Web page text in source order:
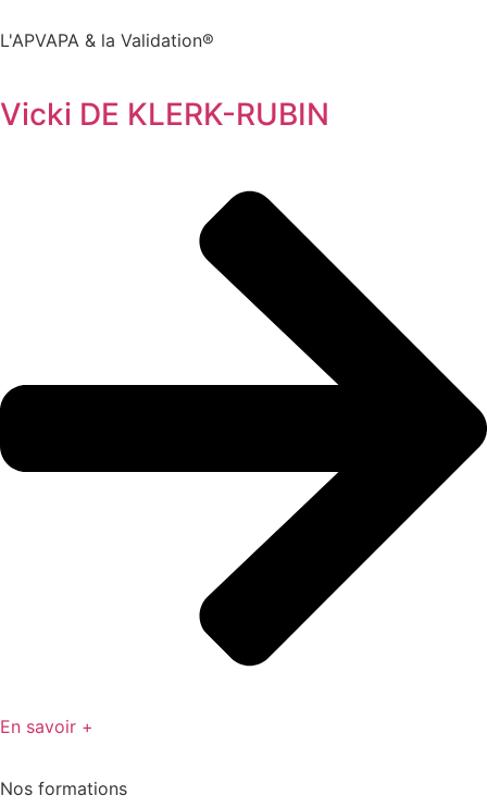
L'APVAPA & la Validation®
Vicki DE KLERK-RUBIN
En savoir +
Nos formations